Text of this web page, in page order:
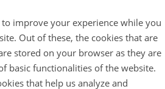
to improve your experience while you
Out of these, the cookies that are
stored on your browser as they are
basic functionalities of the website.
that help us analyze and